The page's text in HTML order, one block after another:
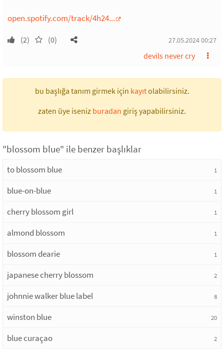
open.spotify.com/track/4h24...
(2) (0) 27.05.2024 00:27
devils never cry
bu başlığa tanım girmek için kayıtolabilirsiniz.
zaten üye iseniz buradan giriş yapabilirsiniz.
"blossom blue" ile benzer başlıklar
to blossom blue 1
blue-on-blue 1
cherry blossom girl 1
almond blossom 1
blossom dearie 1
japanese cherry blossom 2
johnnie walker blue label 8
winston blue 20
blue curaçao 2